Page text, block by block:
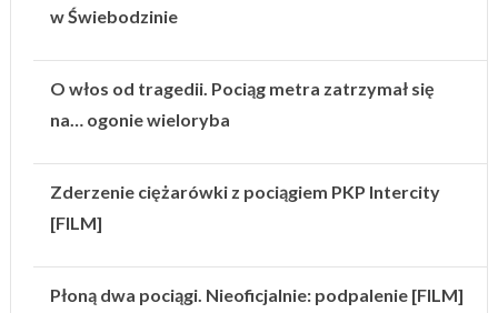
w Świebodzinie
O włos od tragedii. Pociąg metra zatrzymał się
na… ogonie wieloryba
Zderzenie ciężarówki z pociągiem PKP Intercity
[FILM]
Płoną dwa pociągi. Nieoficjalnie: podpalenie [FILM]